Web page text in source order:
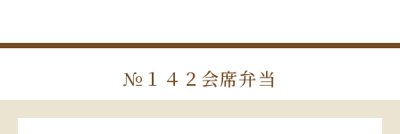
№１４２会席弁当